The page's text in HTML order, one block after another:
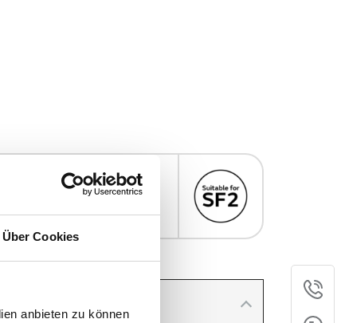
Über Cookies
anbieten zu können
Telefon